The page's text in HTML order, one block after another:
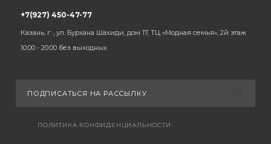
+7(927) 450-47-77
Казань, г. , ул. Бурхана Шахиди, дом 17, ТЦ «Модная семья», 2й этаж
10:00 - 20:00 без выходных
ПОДПИСАТЬСЯ НА РАССЫЛКУ
ПОЛИТИКА КОНФИДЕНЦИАЛЬНОСТИ